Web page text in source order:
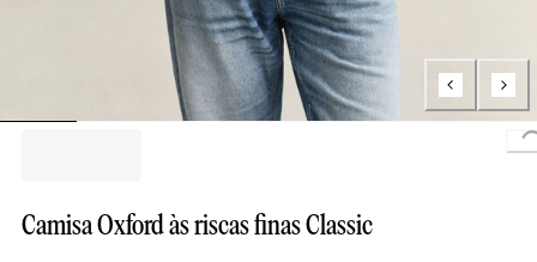
Camisa Oxford às riscas finas Classic